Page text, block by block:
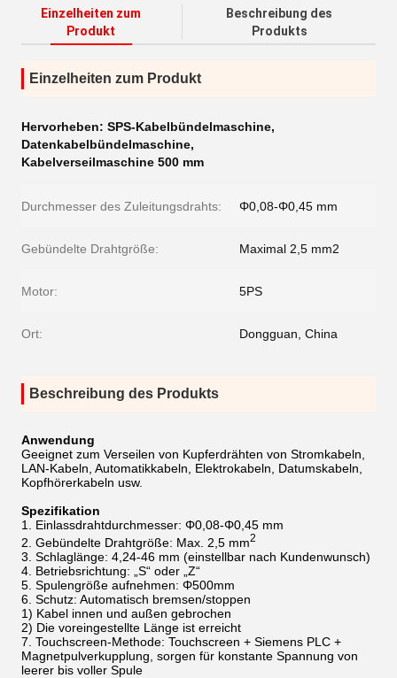
Einzelheiten zum
Produkt
Beschreibung des
Produkts
Einzelheiten zum Produkt
Hervorheben: SPS-Kabelbündelmaschine,
Datenkabelbündelmaschine,
Kabelverseilmaschine 500 mm
Durchmesser des Zuleitungsdrahts: Φ0,08-Φ0,45 mm
Gebündelte Drahtgröße: Maximal 2,5 mm2
Motor: 5PS
Ort: Dongguan, China
Beschreibung des Produkts
Anwendung
Geeignet zum Verseilen von Kupferdrähten von Stromkabeln,
LAN-Kabeln, Automatikkabeln, Elektrokabeln, Datumskabeln,
Kopfhörerkabeln usw.
Spezifikation
1. Einlassdrahtdurchmesser: Φ0,08-Φ0,45 mm
2. Gebündelte Drahtgröße: Max. 2,5 mm2
3. Schlaglänge: 4,24-46 mm (einstellbar nach Kundenwunsch)
4. Betriebsrichtung: „S“ oder „Z“
5. Spulengröße aufnehmen: Φ500mm
6. Schutz: Automatisch bremsen/stoppen
1) Kabel innen und außen gebrochen
2) Die voreingestellte Länge ist erreicht
7. Touchscreen-Methode: Touchscreen + Siemens PLC +
Magnetpulverkupplung, sorgen für konstante Spannung von
leerer bis voller Spule